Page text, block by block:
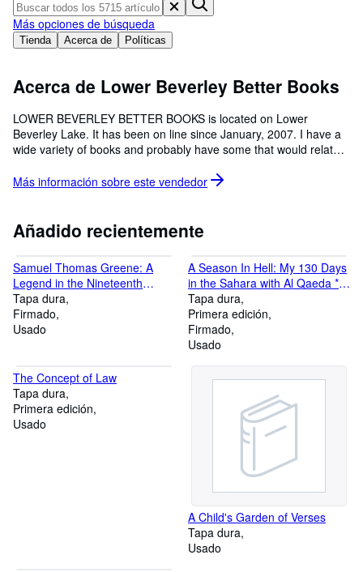
Vendedores
Comenzar a vender
CERRAR
Tienda Acerca de Políticas
Más opciones de búsqueda
Acerca de Lower Beverley Better Books
LOWER BEVERLEY BETTER BOOKS is located on Lower
Beverley Lake. It has been on line since January, 2007. I have a
wide variety of books and probably have some that would relate
inventoried, contact me. Many books are just awaiting their turn
interest to you.
Más información sobre este vendedor
Añadido recientemente
Samuel Thomas Greene: A
Legend in the Nineteenth
Century Deaf Community **
SIGNED **
Tapa dura
Firmado
Usado
A Season In Hell: My 130 Days
in the Sahara with Al Qaeda **
SIGNED **
Tapa dura
Primera edición
Firmado
Usado
The Concept of Law
Tapa dura
Primera edición
Usado
A Child's Garden of Verses
Tapa dura
Usado